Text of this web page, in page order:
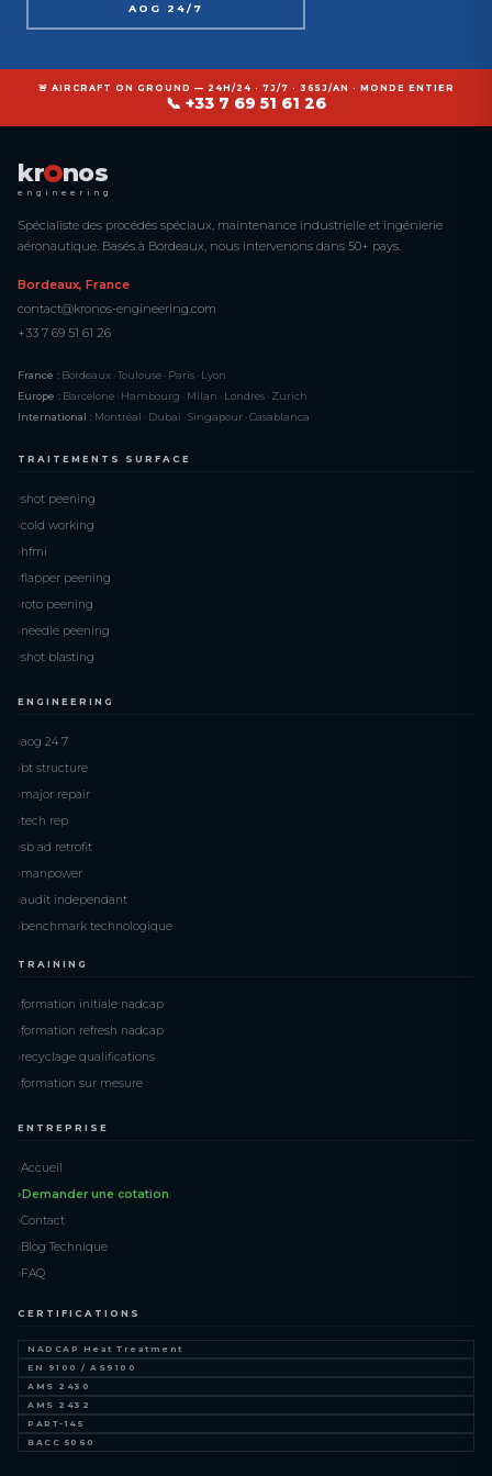
AOG 24/7
🚨 AIRCRAFT ON GROUND — 24H/24 · 7J/7 · 365J/AN · MONDE ENTIER
📞 +33 7 69 51 61 26
kr nos
engineering
Spécialiste des procédés spéciaux, maintenance industrielle et ingénierie
aéronautique. Basés à Bordeaux, nous intervenons dans 50+ pays.
Bordeaux, France
contact@kronos-engineering.com
+33 7 69 51 61 26
France : Bordeaux · Toulouse · Paris · Lyon
Europe : Barcelone · Hambourg · Milan · Londres · Zurich
International : Montréal · Dubai · Singapour · Casablanca
TRAITEMENTS SURFACE
shot peening
cold working
hfmi
flapper peening
roto peening
needle peening
shot blasting
ENGINEERING
aog 24 7
bt structure
major repair
tech rep
sb ad retrofit
manpower
audit independant
benchmark technologique
TRAINING
formation initiale nadcap
formation refresh nadcap
recyclage qualifications
formation sur mesure
ENTREPRISE
Accueil
Demander une cotation
Contact
Blog Technique
FAQ
CERTIFICATIONS
NADCAP Heat Treatment
EN 9100 / AS9100
AMS 2430
AMS 2432
PART-145
BACC 5060